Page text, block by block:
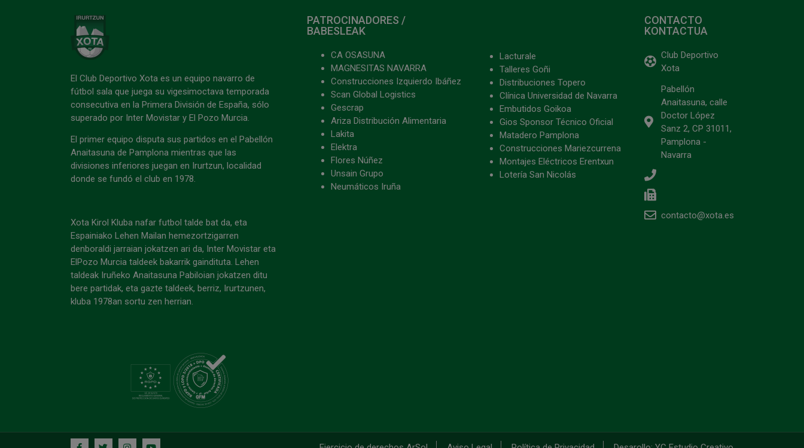
El Club Deportivo Xota es un equipo navarro de
fútbol sala que juega su vigesimoctava temporada
consecutiva en la Primera División de España, sólo
superado por Inter Movistar y El Pozo Murcia.
El primer equipo disputa sus partidos en el Pabellón
Anaitasuna de Pamplona mientras que las
divisiones inferiores juegan en Irurtzun, localidad
donde se fundó el club en 1978.
Xota Kirol Kluba nafar futbol talde bat da, eta
Espainiako Lehen Mailan hemezortzigarren
denboraldi jarraian jokatzen ari da, Inter Movistar eta
ElPozo Murcia taldeek bakarrik gaindituta. Lehen
taldeak Iruñeko Anaitasuna Pabiloian jokatzen ditu
bere partidak, eta gazte taldeek, berriz, Irurtzunen,
kluba 1978an sortu zen herrian.
PATROCINADORES /
BABESLEAK
CA OSASUNA
MAGNESITAS NAVARRA
Construcciones Izquierdo Ibáñez
Scan Global Logistics
Gescrap
Ariza Distribución Alimentaria
Lakita
Elektra
Flores Núñez
Unsain Grupo
Neumáticos Iruña
Lacturale
Talleres Goñi
Distribuciones Topero
Clínica Universidad de Navarra
Embutidos Goikoa
Gios Sponsor Técnico Oficial
Matadero Pamplona
Construcciones Mariezcurrena
Montajes Eléctricos Erentxun
Lotería San Nicolás
CONTACTO
KONTACTUA
Club Deportivo
Xota
Pabellón
Anaitasuna, calle
Doctor López
Sanz 2, CP 31011,
Pamplona -
Navarra
contacto@xota.es